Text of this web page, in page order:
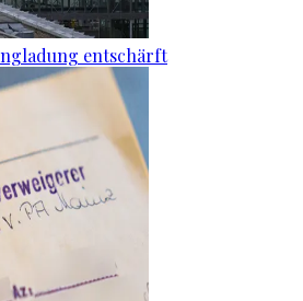
entschärft